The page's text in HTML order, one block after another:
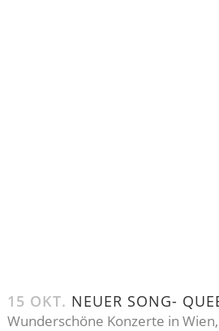
15 OKT. NEUER SONG-
Wunderschöne Konzerte in